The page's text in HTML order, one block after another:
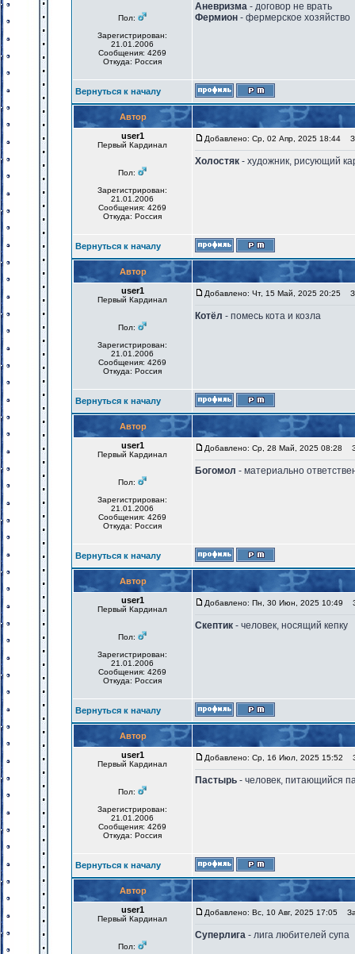
Пол:
Зарегистрирован:
21.01.2006
Сообщения: 4269
Откуда: Россия
Аневризма - договор не врать
Фермион - фермерское хозяйство
Вернуться к началу
Автор
user1
Первый Кардинал
Пол:
Зарегистрирован:
21.01.2006
Сообщения: 4269
Откуда: Россия
Добавлено: Ср, 02 Апр, 2025 18:44
Холостяк - художник, рисующий
Вернуться к началу
Автор
user1
Первый Кардинал
Пол:
Зарегистрирован:
21.01.2006
Сообщения: 4269
Откуда: Россия
Добавлено: Чт, 15 Май, 2025 20:25
Котёл - помесь кота и козла
Вернуться к началу
Автор
user1
Первый Кардинал
Пол:
Зарегистрирован:
21.01.2006
Сообщения: 4269
Откуда: Россия
Добавлено: Ср, 28 Май, 2025 08:28
Богомол - материально
Вернуться к началу
Автор
user1
Первый Кардинал
Пол:
Зарегистрирован:
21.01.2006
Сообщения: 4269
Откуда: Россия
Добавлено: Пн, 30 Июн, 2025 10:49
Скептик - человек, носящий кепку
Вернуться к началу
Автор
user1
Первый Кардинал
Пол:
Зарегистрирован:
21.01.2006
Сообщения: 4269
Откуда: Россия
Добавлено: Ср, 16 Июл, 2025 15:52
Пастырь - человек, питающийся
Вернуться к началу
Автор
user1
Первый Кардинал
Пол:
Добавлено: Вс, 10 Авг, 2025 17:05
Суперлига - лига любителей супа